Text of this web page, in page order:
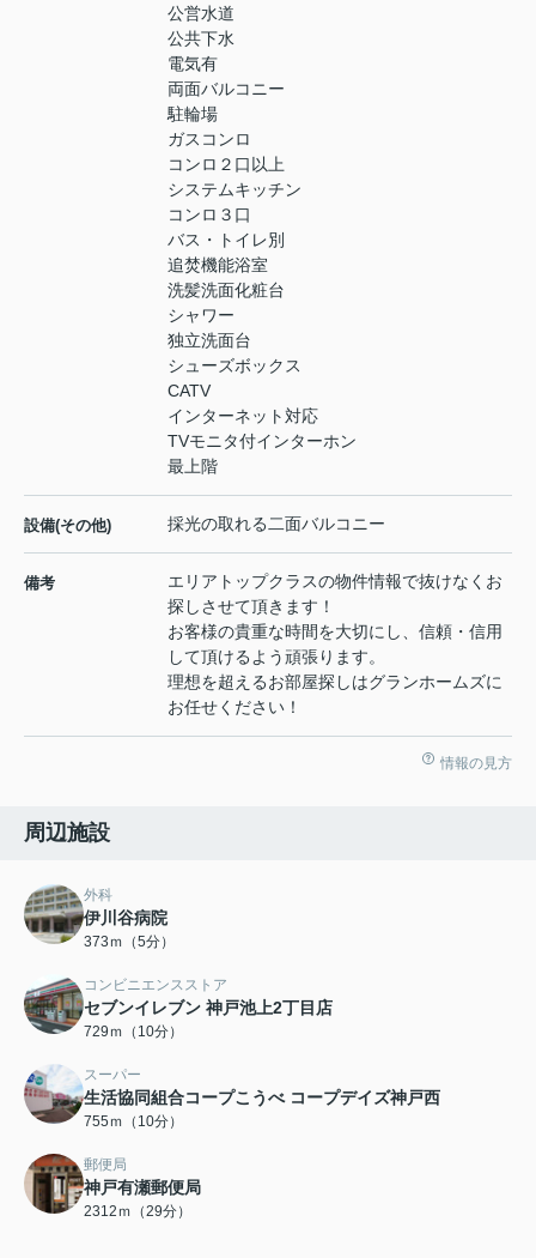
公営水道
公共下水
電気有
両面バルコニー
駐輪場
ガスコンロ
コンロ２口以上
システムキッチン
コンロ３口
バス・トイレ別
追焚機能浴室
洗髪洗面化粧台
シャワー
独立洗面台
シューズボックス
CATV
インターネット対応
TVモニタ付インターホン
最上階
設備(その他) 採光の取れる二面バルコニー
備考
エリアトップクラスの物件情報で抜けなくお
探しさせて頂きます！
お客様の貴重な時間を大切にし、信頼・信用
して頂けるよう頑張ります。
理想を超えるお部屋探しはグランホームズに
お任せください！
情報の見方
周辺施設
外科
伊川谷病院
373ｍ（5分）
コンビニエンスストア
セブンイレブン 神戸池上2丁目店
729ｍ（10分）
スーパー
生活協同組合コープこうべ コープデイズ神戸西
755ｍ（10分）
郵便局
神戸有瀬郵便局
2312ｍ（29分）